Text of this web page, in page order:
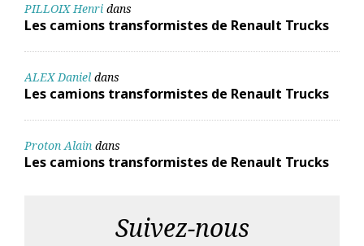
PILLOIX Henri dans
Les camions transformistes de Renault Trucks
ALEX Daniel dans
Les camions transformistes de Renault Trucks
Proton Alain dans
Les camions transformistes de Renault Trucks
Suivez-nous